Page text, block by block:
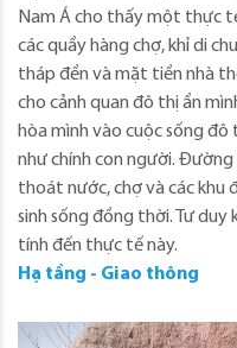
Nam Á cho thấy một thực
các quầy hàng chợ, khỉ di
tháp đền và mặt tiền nhà
cho cảnh quan đô thị ẩn
hòa mình vào cuộc sống
như chính con người.
thoát nước, chợ và các khu
sinh sống đồng thời. Tư
tính đến thực tế này.
Hạ tầng - Giao thông